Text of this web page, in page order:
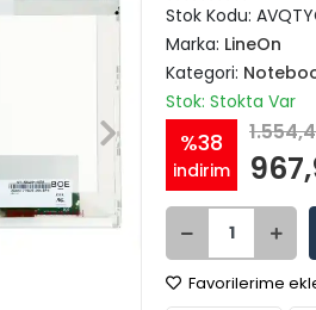
Stok Kodu:
Marka: LineOn
Kategori:
Stok: Stokta Var
%38
indirim
Favorilerime